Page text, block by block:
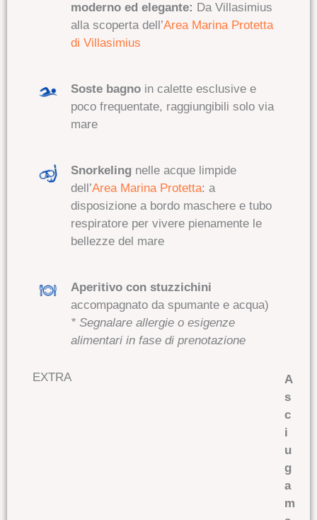
moderno ed elegante: Da Villasimius
alla scoperta dell’Area Marina Protetta
di Villasimius
Soste bagno in calette esclusive e
poco frequentate, raggiungibili solo via
mare
Snorkelingnelle acque limpide
dell’Area Marina Protetta: a
disposizione a bordo maschere e tubo
respiratore per vivere pienamente le
bellezze del mare
Aperitivo con stuzzichini
accompagnato da spumante e acqua)
* Segnalare allergie o esigenze
alimentari in fase di prenotazione
EXTRA
A
s
c
i
u
g
a
m